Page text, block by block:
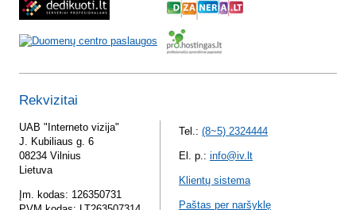
Rekvizitai
UAB "Interneto vizija"
J. Kubiliaus g. 6
08234 Vilnius
Lietuva
Įm. kodas: 126350731
Tel.: (8~5) 2324444
El. p.: info@iv.lt
Klientų sistema
Paštas per naršyklę